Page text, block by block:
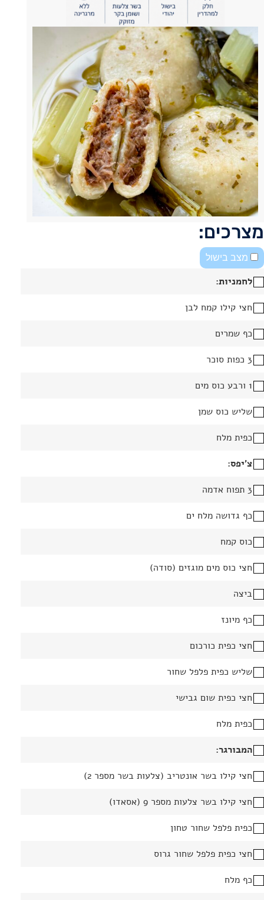
מצרכים:
מצב בישול
לחמניות:
חצי קילו קמח לבן
כף שמרים
3 כפות סוכר
1 ורבע כוס מים
שליש כוס שמן
כפית מלח
צ׳יפס:
3 תפוח אדמה
כף גדושה מלח ים
כוס קמח
חצי כוס מים מוגזים (סודה)
ביצה
כף מיונז
חצי כפית כורכום
שליש כפית פלפל שחור
חצי כפית שום גבישי
כפית מלח
המבורגר:
חצי קילו בשר אונטריב (צלעות בשר מספר 2)
חצי קילו בשר צלעות מספר 9 (אסאדו)
כפית פלפל שחור טחון
חצי כפית פלפל שחור גרוס
כף מלח